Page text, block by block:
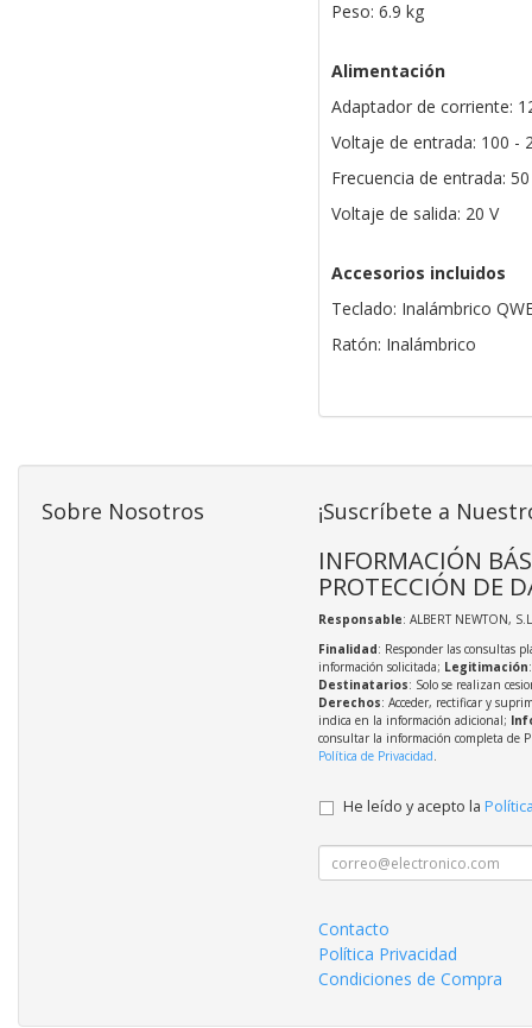
Peso: 6.9 kg
Alimentación
Adaptador de corriente:
Voltaje de entrada: 100 -
Frecuencia de entrada:
Voltaje de salida: 20 V
Accesorios incluidos
Teclado: Inalámbrico
Ratón: Inalámbrico
Sobre Nosotros ¡Suscríbete a
INFORMACIÓN
PROTECCIÓN DE
Responsable: ALBERT NEWTON,
Finalidad: Responder las consultas
información solicitada; Legitimación
Destinatarios: Solo se realizan
Derechos: Acceder, rectificar y
indica en la información adicional;
consultar la información completa de
Política de Privacidad.
He leído y acepto la
Contacto
Política Privacidad
Condiciones de Compra